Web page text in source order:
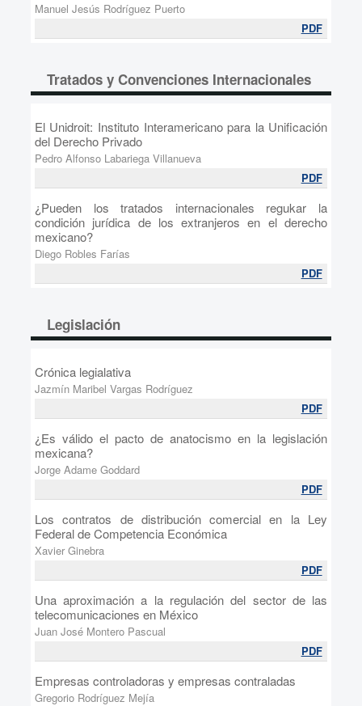
Manuel Jesús Rodríguez Puerto
PDF
Tratados y Convenciones Internacionales
El Unidroit: Instituto Interamericano para la Unificación
del Derecho Privado
Pedro Alfonso Labariega Villanueva
PDF
¿Pueden los tratados internacionales regukar la
condición jurídica de los extranjeros en el derecho
mexicano?
Diego Robles Farías
PDF
Legislación
Crónica legialativa
Jazmín Maribel Vargas Rodríguez
PDF
¿Es válido el pacto de anatocismo en la legislación
mexicana?
Jorge Adame Goddard
PDF
Los contratos de distribución comercial en la Ley
Federal de Competencia Económica
Xavier Ginebra
PDF
Una aproximación a la regulación del sector de las
telecomunicaciones en México
Juan José Montero Pascual
PDF
Empresas controladoras y empresas contraladas
Gregorio Rodríguez Mejía